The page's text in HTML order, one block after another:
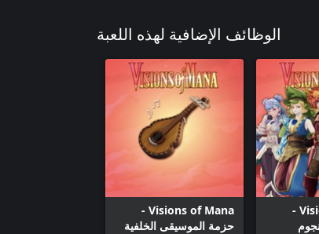
الوظائف الإضافية لهذه اللعبة
Visions of Mana -
Visions of Mana -
حزمة الموسيقى الخلفية